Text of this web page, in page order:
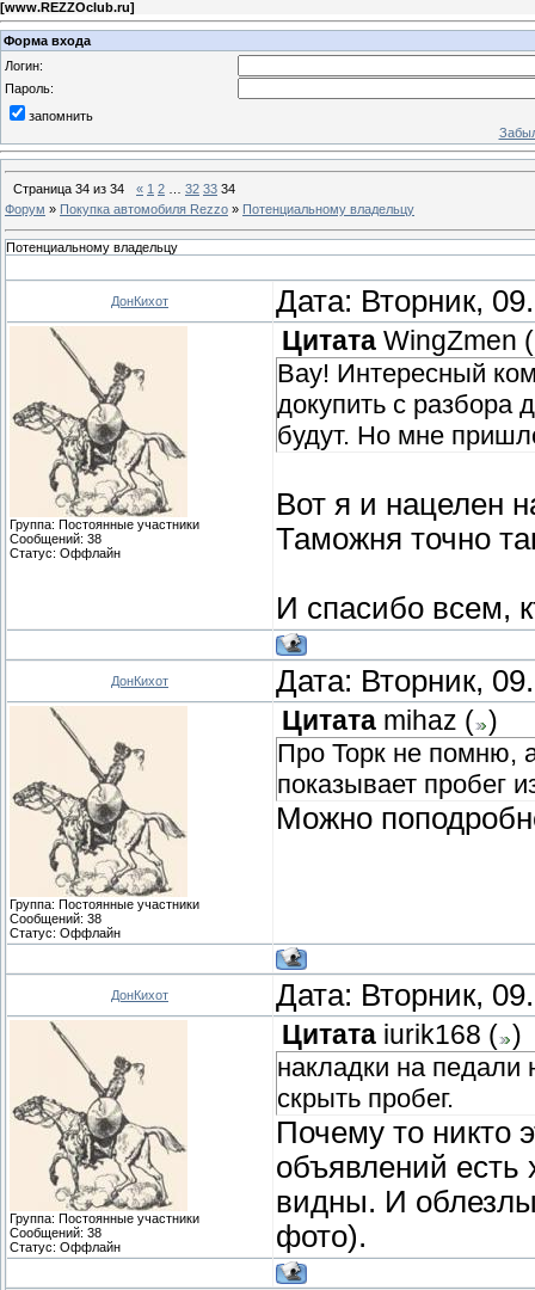
[www.REZZOclub.ru]
Форма входа
Логин:
Пароль:
запомнить
Страница 34 из 34 « 1 2 32 33 34
Форум » Покупка автомобиля Rezzo » Потенциальному владельцу
Потенциальному владельцу
ДонКихот Дата: Вторник,
Группа: Постоянные участники
Сообщений: 38
Статус: Оффлайн
Цитата WingZmen (
Вау! Интересный
докупить с разбора
будут. Но мне
Вот я и нацелен
Таможня точно
И спасибо всем,
ДонКихот Дата: Вторник,
Группа: Постоянные участники
Сообщений: 38
Статус: Оффлайн
Цитата mihaz ( )
Про Торк не помню,
показывает пробег
Можно
ДонКихот Дата: Вторник,
Группа: Постоянные участники
Сообщений: 38
Статус: Оффлайн
Цитата iurik168 ( )
накладки на педали
скрыть пробег.
Почему то никто
объявлений
видны. И
фото).